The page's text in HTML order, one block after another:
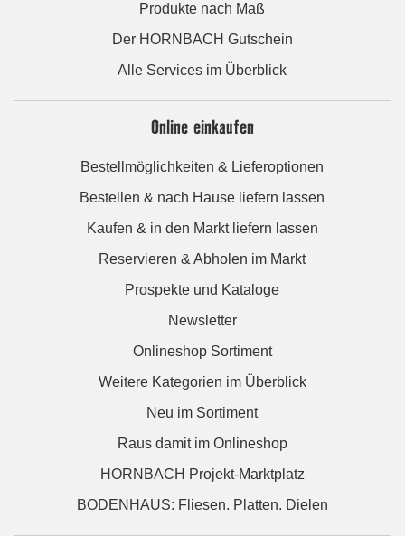
Produkte nach Maß
Der HORNBACH Gutschein
Alle Services im Überblick
Online einkaufen
Bestellmöglichkeiten & Lieferoptionen
Bestellen & nach Hause liefern lassen
Kaufen & in den Markt liefern lassen
Reservieren & Abholen im Markt
Prospekte und Kataloge
Newsletter
Onlineshop Sortiment
Weitere Kategorien im Überblick
Neu im Sortiment
Raus damit im Onlineshop
HORNBACH Projekt-Marktplatz
BODENHAUS: Fliesen. Platten. Dielen